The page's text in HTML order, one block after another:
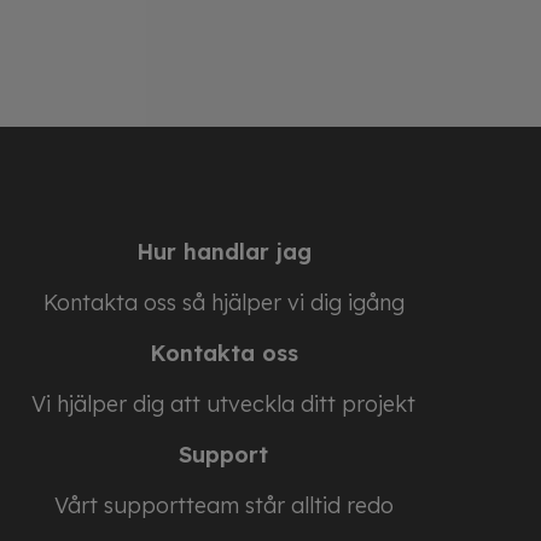
Hur handlar jag
Kontakta oss så hjälper vi dig igång
Kontakta oss
Vi hjälper dig att utveckla ditt projekt
Support
Vårt supportteam står alltid redo